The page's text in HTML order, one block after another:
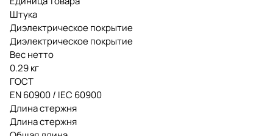
Штука
Диэлектрическое покрытие
Диэлектрическое покрытие
Вес нетто
0.29 кг
ГОСТ
EN 60900 / IEC 60900
Длина стержня
Длина стержня